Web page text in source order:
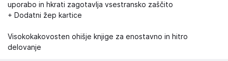
uporabo in hkrati zagotavlja vsestransko zaščito
+ Dodatni žep kartice
Visokokakovosten ohišje knjige za enostavno in hitro
delovanje